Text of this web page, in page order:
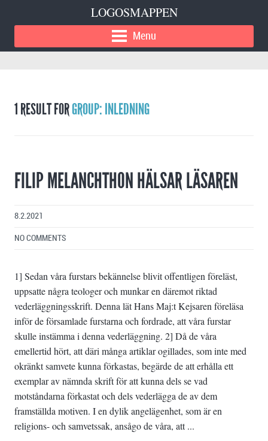
LOGOSMAPPEN
Menu
1 RESULT FORGROUP: INLEDNING
FILIP MELANCHTHON HÄLSAR LÄSAREN
8.2.2021
NO COMMENTS
1] Sedan våra furstars bekännelse blivit offentligen föreläst,
uppsatte några teologer och munkar en däremot riktad
vederläggningsskrift. Denna lät Hans Maj:t Kejsaren föreläsa
inför de församlade furstarna och fordrade, att våra furstar
skulle instämma i denna vederläggning. 2] Då de våra
emellertid hört, att däri många artiklar ogillades, som inte med
okränkt samvete kunna förkastas, begärde de att erhålla ett
exemplar av nämnda skrift för att kunna dels se vad
motståndarna förkastat och dels vederlägga de av dem
framställda motiven. I en dylik angelägenhet, som är en
religions- och samvetssak, ansågo de våra, att ...